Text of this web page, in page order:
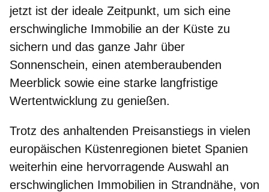
jetzt ist der ideale Zeitpunkt, um sich eine
erschwingliche Immobilie an der Küste zu
sichern und das ganze Jahr über
Sonnenschein, einen atemberaubenden
Meerblick sowie eine starke langfristige
Wertentwicklung zu genießen.
Trotz des anhaltenden Preisanstiegs in vielen
europäischen Küstenregionen bietet Spanien
weiterhin eine hervorragende Auswahl an
erschwinglichen Immobilien in Strandnähe, von